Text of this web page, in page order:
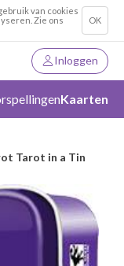
van cookies
Zie ons
OK
Inloggen
Kaarten
Tarot in a Tin